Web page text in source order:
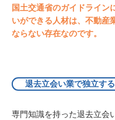
国土交通省のガイドライン
いができる人材は、不動産
ならない存在なのです。
退去立会い業で独立する
専門知識を持った退去立会